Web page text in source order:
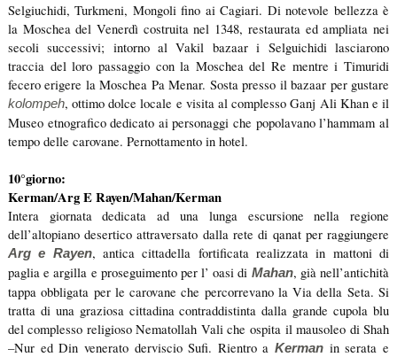
Selgiuchidi, Turkmeni, Mongoli fino ai Cagiari. Di notevole bellezza è
la Moschea del Venerdì costruita nel 1348, restaurata ed ampliata nei
secoli successivi; intorno al Vakil bazaar i Selguichidi lasciarono
traccia del loro passaggio con la Moschea del Re mentre i Timuridi
fecero erigere la Moschea Pa Menar. Sosta presso il bazaar per gustare
kolompeh, ottimo dolce locale e visita al complesso Ganj Ali Khan e il
Museo etnografico dedicato ai personaggi che popolavano l’hammam al
tempo delle carovane. Pernottamento in hotel.
10°giorno:
Kerman/Arg E Rayen/Mahan/Kerman
Intera giornata dedicata ad una lunga escursione nella regione
dell’altopiano desertico attraversato dalla rete di qanat per raggiungere
Arg e Rayen, antica cittadella fortificata realizzata in mattoni di
paglia e argilla e proseguimento per l’ oasi di Mahan, già nell’antichità
tappa obbligata per le carovane che percorrevano la Via della Seta. Si
tratta di una graziosa cittadina contraddistinta dalla grande cupola blu
del complesso religioso Nematollah Vali che ospita il mausoleo di Shah
–Nur ed Din venerato derviscio Sufi. Rientro a Kerman in serata e